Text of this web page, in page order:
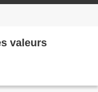
valeurs